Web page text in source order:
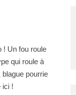
! Un fou roule
qui roule à
pourrie
ici !